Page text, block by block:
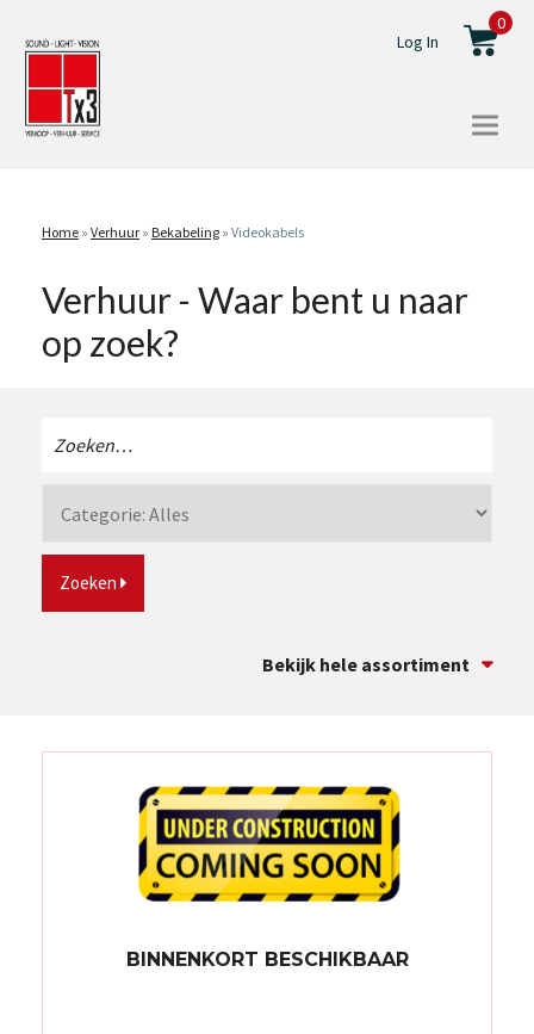
Log In
0
Home » Verhuur » Bekabeling » Videokabels
Verhuur - Waar bent u naar
op zoek?
Zoeken
Zoeken
Bekijk hele assortiment
BINNENKORT BESCHIKBAAR